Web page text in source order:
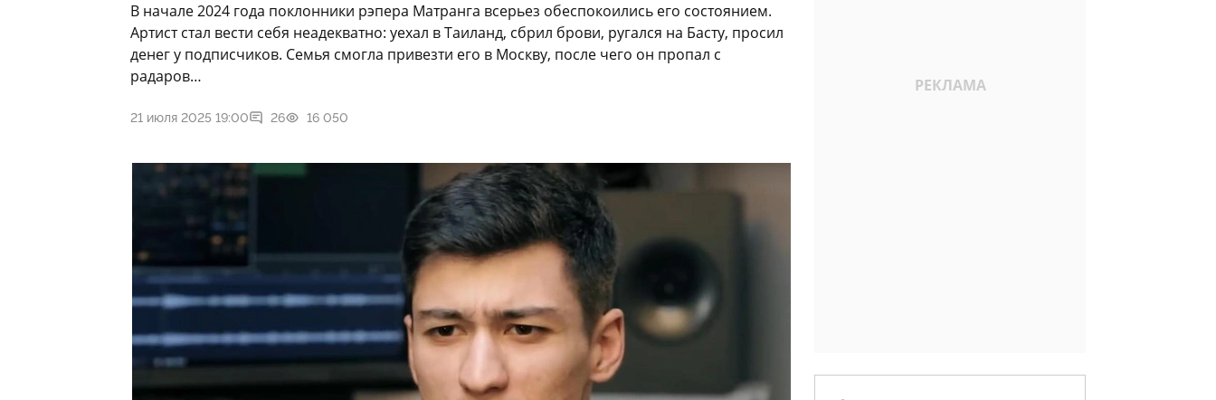
В начале 2024 года поклонники рэпера Матранга всерьез обеспокоились его состоянием.
Артист стал вести себя неадекватно: уехал в Таиланд, сбрил брови, ругался на Басту, просил
денег у подписчиков. Семья смогла привезти его в Москву, после чего он пропал с
радаров…
21 июля 2025 19:00 26 16 050